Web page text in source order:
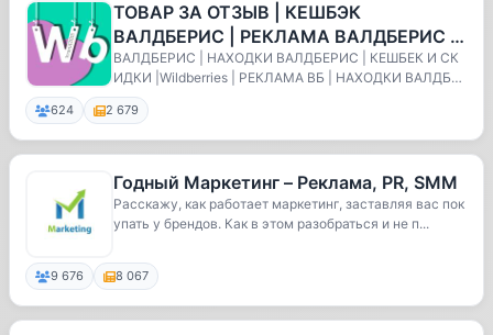
ТОВАР ЗА ОТЗЫВ | КЕШБЭК
ВАЛДБЕРИС | РЕКЛАМА ВАЛДБЕРИС |
ВЫКУП | КЕШБЕК | ОЗОН РЕКЛАМА |
ВЫКУП ВАЛДБЕ
ВАЛДБЕРИС | НАХОДКИ ВАЛДБЕРИС | КЕШБЕК И СК
ИДКИ |Wildberries | РЕКЛАМА ВБ | НАХОДКИ ВАЛДБЕР
ИС | Т...
624 2 679
Годный Маркетинг – Реклама, PR, SMM
Расскажу, как работает маркетинг, заставляя вас пок
упать у брендов. Как в этом разобраться и не п...
9 676 8 067